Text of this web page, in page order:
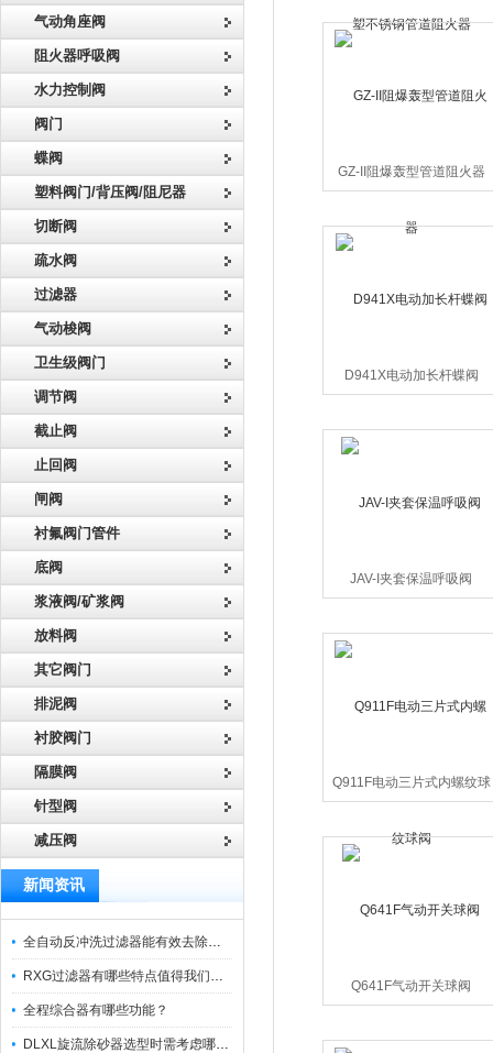
气动角座阀
阻火器呼吸阀
水力控制阀
阀门
蝶阀
塑料阀门/背压阀/阻尼器
切断阀
疏水阀
过滤器
气动梭阀
卫生级阀门
调节阀
截止阀
止回阀
闸阀
衬氟阀门管件
底阀
浆液阀/矿浆阀
放料阀
其它阀门
排泥阀
衬胶阀门
隔膜阀
针型阀
减压阀
新闻资讯
全自动反冲洗过滤器能有效去除过滤介质上的杂质
RXG过滤器有哪些特点值得我们选择？
全程综合器有哪些功能？
DLXL旋流除砂器选型时需考虑哪些因素？
GZ-II阻爆轰型管道阻火器
D941X电动加长杆蝶阀
JAV-I夹套保温呼吸阀
Q911F电动三片式内螺纹球
阀
Q641F气动开关球阀